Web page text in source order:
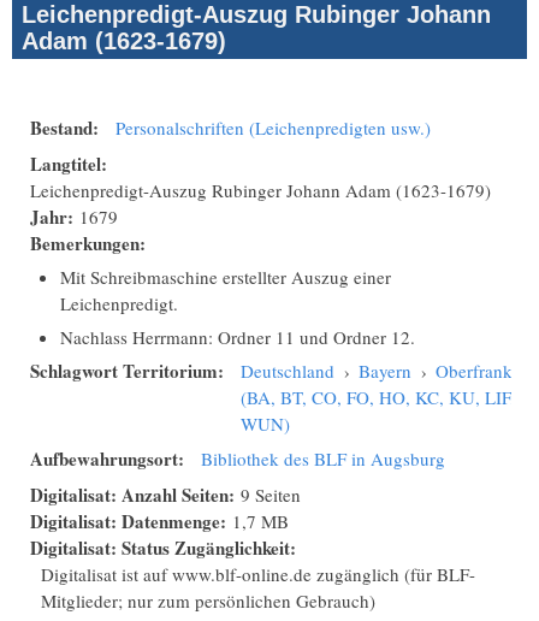
Leichenpredigt-Auszug Rubinger Johann
Adam (1623-1679)
Bestand: Personalschriften (Leichenpredigten usw.)
Langtitel:
Leichenpredigt-Auszug Rubinger Johann Adam (1623-1679)
Jahr: 1679
Bemerkungen:
Mit Schreibmaschine erstellter Auszug einer
Leichenpredigt.
Nachlass Herrmann: Ordner 11 und Ordner 12.
Schlagwort Territorium: Deutschland › Bayern › Oberfranken
(BA, BT, CO, FO, HO, KC, KU, LIF,
WUN)
Aufbewahrungsort: Bibliothek des BLF in Augsburg
Digitalisat: Anzahl Seiten: 9 Seiten
Digitalisat: Datenmenge: 1,7 MB
Digitalisat: Status Zugänglichkeit:
Digitalisat ist auf www.blf-online.de zugänglich (für BLF-
Mitglieder; nur zum persönlichen Gebrauch)